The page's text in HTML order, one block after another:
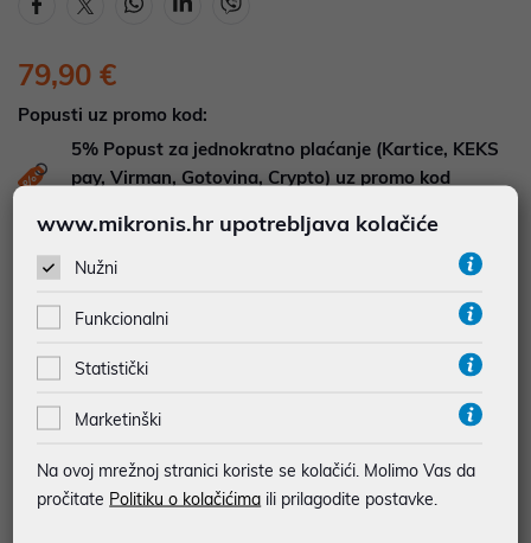
79,90 €
Popusti uz promo kod:
5% Popust za jednokratno plaćanje (Kartice, KEKS
pay, Virman, Gotovina, Crypto) uz promo kod
DOSTUPNOST NA UPIT
Dodaj u favorite
najam za pravne osobe od 12 do 36 mj. već od2,22 €
www.mikronis.hr upotrebljava kolačiće
Nužni
Funkcionalni
Statistički
Marketinški
Na ovoj mrežnoj stranici koriste se kolačići. Molimo Vas da
pročitate Politiku o kolačićima ili prilagodite postavke.